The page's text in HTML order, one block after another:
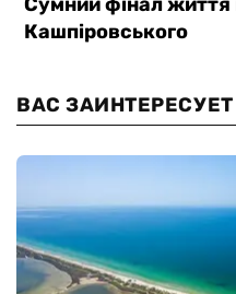
ВАС ЗАИНТЕРЕСУЕТ